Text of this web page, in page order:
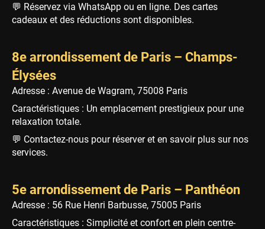
💬 Réservez via WhatsApp ou en ligne. Des cartes
cadeaux et des réductions sont disponibles.
8e arrondissement de Paris – Champs-
Élysées
Adresse : Avenue de Wagram, 75008 Paris
Caractéristiques : Un emplacement prestigieux pour une
relaxation totale.
💬 Contactez-nous pour réserver et en savoir plus sur nos
services.
5e arrondissement de Paris – Panthéon
Adresse : 56 Rue Henri Barbusse, 75005 Paris
Caractéristiques : Simplicité et confort en plein centre-